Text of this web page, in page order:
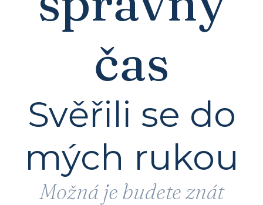
čas
Svěřili se do
mých rukou
Možná je budete znát